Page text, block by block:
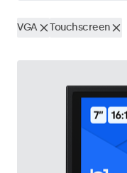
VGA Touchscreen